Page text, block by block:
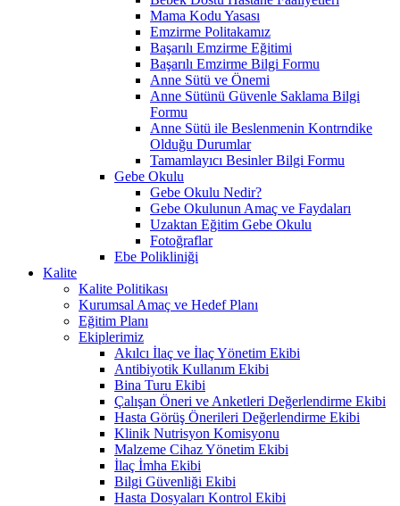
Mama Kodu Yasası
Emzirme Politakamız
Başarılı Emzirme Eğitimi
Başarılı Emzirme Bilgi Formu
Anne Sütü ve Önemi
Anne Sütünü Güvenle Saklama Bilgi
Formu
Anne Sütü ile Beslenmenin Kontrndike
Olduğu Durumlar
Tamamlayıcı Besinler Bilgi Formu
Gebe Okulu
Gebe Okulu Nedir?
Gebe Okulunun Amaç ve Faydaları
Uzaktan Eğitim Gebe Okulu
Fotoğraflar
Ebe Polikliniği
Kalite
Kalite Politikası
Kurumsal Amaç ve Hedef Planı
Eğitim Planı
Ekiplerimiz
Akılcı İlaç ve İlaç Yönetim Ekibi
Antibiyotik Kullanım Ekibi
Bina Turu Ekibi
Çalışan Öneri ve Anketleri Değerlendirme Ekibi
Hasta Görüş Önerileri Değerlendirme Ekibi
Klinik Nutrisyon Komisyonu
Malzeme Cihaz Yönetim Ekibi
İlaç İmha Ekibi
Bilgi Güvenliği Ekibi
Hasta Dosyaları Kontrol Ekibi